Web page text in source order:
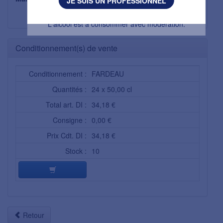
FRANCE
Conditionnement(s) de vente
Conditionnement : FARDEAU
Quantités : 24 x 50,00 cl
Total art. DI : 34,18 €
Consigne : 0,00 €
Prix Cdt. DI : 34,18 €
Stock : 10
Retour
L'alcool est à consommer avec modération.